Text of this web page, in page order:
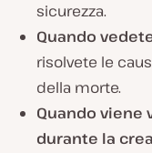
sicurezza.
Quando
risolvete le
della morte.
Quando viene
durante la